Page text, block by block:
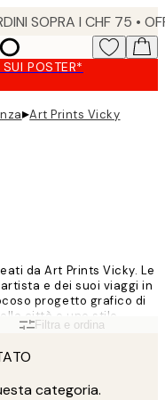
POSTER*
▸Art Prints Vicky
da Art Prints Vicky. Le
e dei suoi viaggi in
progetto grafico di
città e uno stile
Filtra e ordina
categoria.